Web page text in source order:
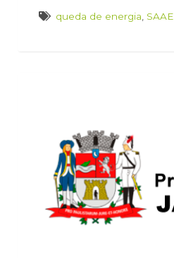
queda de energia SAAE